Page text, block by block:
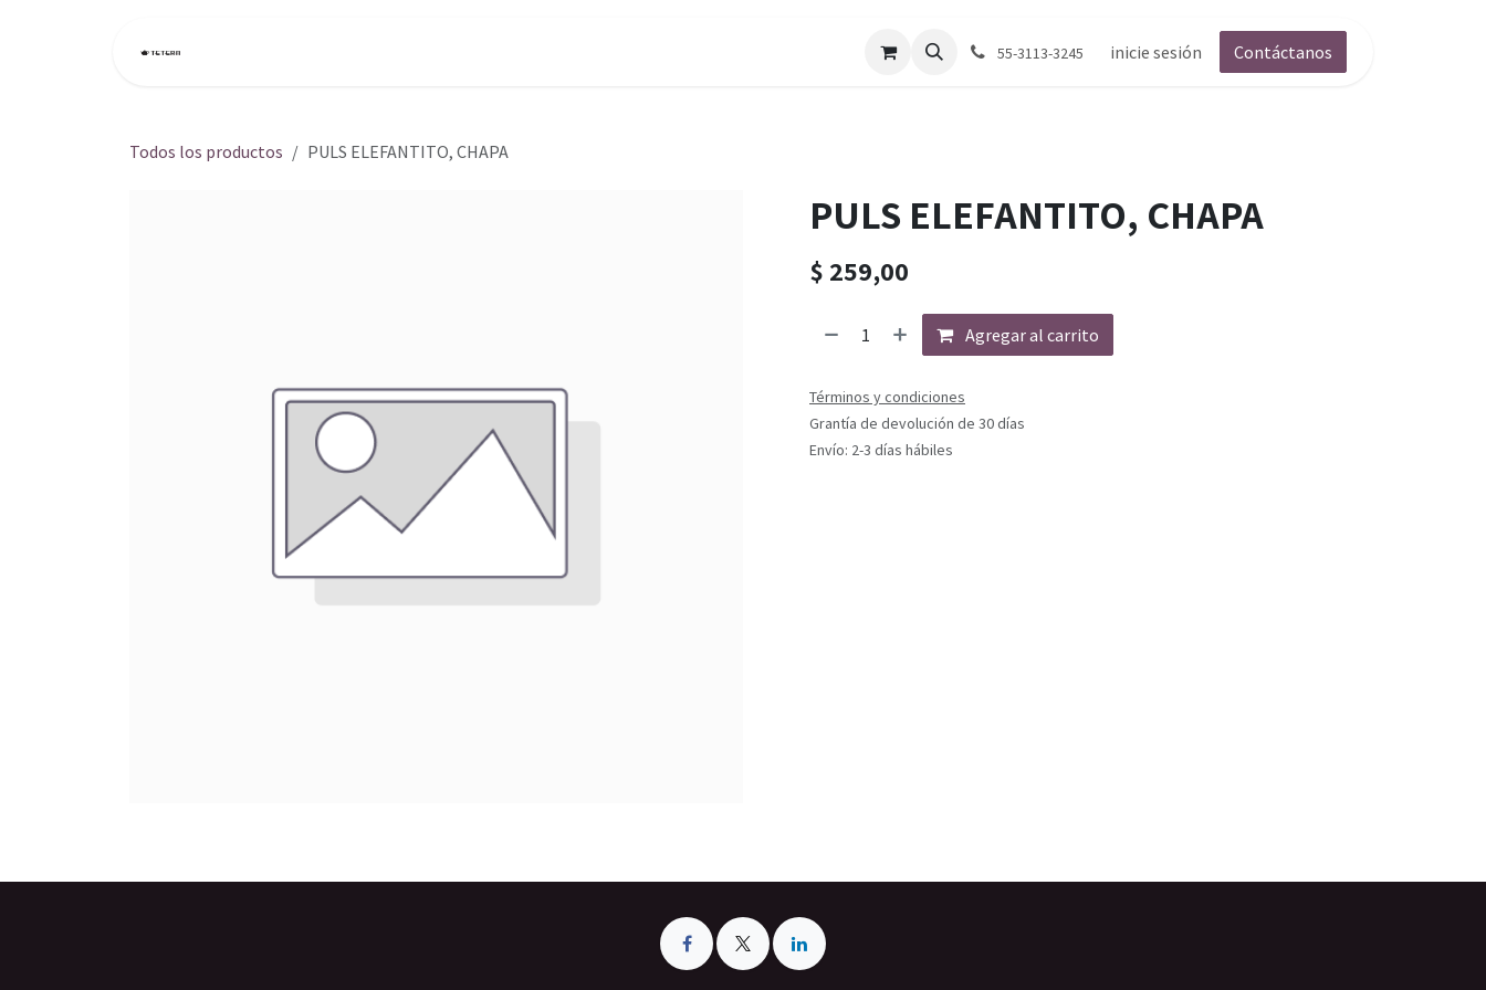
55-3113-3245 inicie sesión Contáctanos
Todos los productos PULS ELEFANTITO, CHAPA
PULS ELEFANTITO, CHAPA
$ 259,00
Agregar al carrito
Términos y condiciones
Grantía de devolución de 30 días
Envío: 2-3 días hábiles